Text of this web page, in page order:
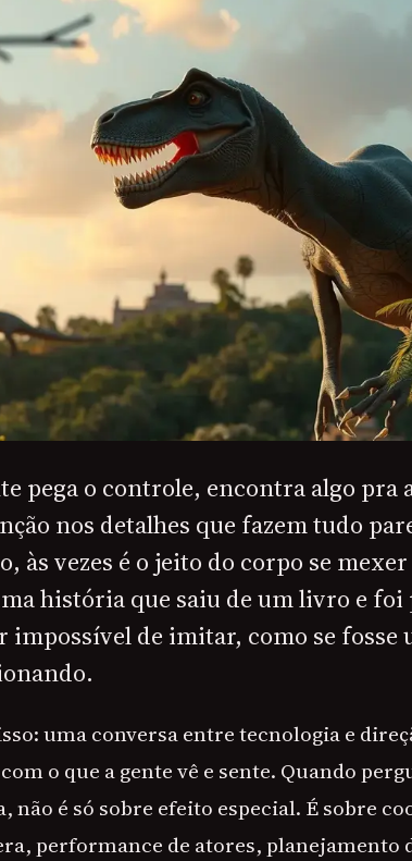
pega o controle, encontra algo pra
nos detalhes que fazem tudo
às vezes é o jeito do corpo se
história que saiu de um livro e foi
impossível de imitar, como se fosse
uma conversa entre tecnologia e
o que a gente vê e sente. Quando
não é só sobre efeito especial. É sobre
performance de atores, planejamento